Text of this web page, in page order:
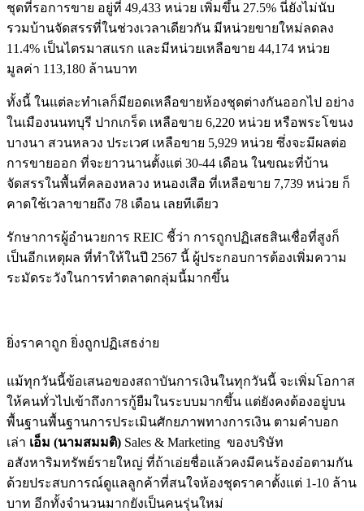
ชุดที่รอการขาย อยู่ที่ 49,433 หน่วย เพิ่มขึ้น 27.5% นี่ยังไม่นับ
รวมบ้านจัดสรรที่ในช่วงเวลาเดียวกัน มีหน่วยขายใหม่ลดลง
11.4% เป็นไตรมาสแรก และมีหน่วยเหลือขาย 44,174 หน่วย
มูลค่า 113,180 ล้านบาท
ทั้งนี้ ในแต่ละทำเลก็มียอดเหลือขายห้องชุดต่างกันออกไป อย่าง
ในเมืองนนทบุรี ปากเกร็ด เหลือขาย 6,220 หน่วย หรือพระโขนง
บางนา สวนหลวง ประเวศ เหลือขาย 5,929 หน่วย ซึ่งจะมีผลต่อ
การขายออก ที่จะยาวนานตั้งแต่ 30-44 เดือน ในขณะที่บ้าน
จัดสรรในพื้นที่คลองหลวง หนองเสือ ที่เหลือขาย 7,739 หน่วย ก็
คาดใช้เวลาขายถึง 78 เดือน เลยทีเดียว
รักษาการผู้อำนวยการ REIC ชี้ว่า การถูกปฏิเสธสินเชื่อที่สูงก็
เป็นอีกเหตุผล ที่ทำให้ในปี 2567 นี้ ผู้ประกอบการต้องเพิ่มความ
ระมัดระวังในการทำตลาดกลุ่มนี้มากขึ้น
ยิ่งราคาถูก ยิ่งถูกปฏิเสธง่าย
แม้ทุกวันนี้ข้อเสนอของสถาบันการเงินในทุกวันนี้ จะเพิ่มโอกาส
ให้คนทั่วไปเข้าถึงการกู้ยืมในระบบมากขึ้น แต่ยังคงต้องอยู่บน
พื้นฐานพื้นฐานการประเมินศักยภาพทางการเงิน ตามคำบอก
เล่า เอ็ม (นามสมมติ) Sales & Marketing ของบริษัท
อสังหาริมทรัพย์รายใหญ่ ที่ถ้าเอ่ยชื่อแล้วคงมีคนร้องอ๋อตามกัน
ด้วยประสบการณ์ดูแลลูกค้าที่สนใจห้องชุดราคาตั้งแต่ 1-10 ล้าน
บาท อีกทั้งจำนวนมากยังเป็นคนรุ่นใหม่